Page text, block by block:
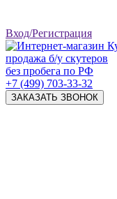
Вход/Регистрация
продажа б/у скутеров
без пробега по РФ
+7 (499) 703-33-32
ЗАКАЗАТЬ ЗВОНОК